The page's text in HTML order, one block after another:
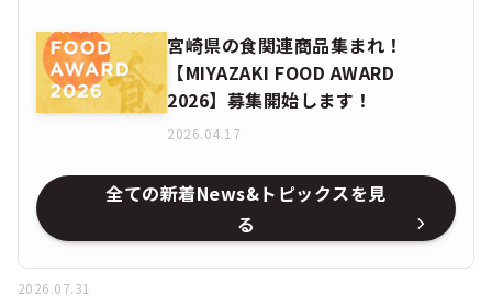
宮崎県の食関連商品集まれ！
【MIYAZAKI FOOD AWARD
2026】募集開始します！
2026.04.17
全ての新着News&トピックスを見
る
2026.07.31